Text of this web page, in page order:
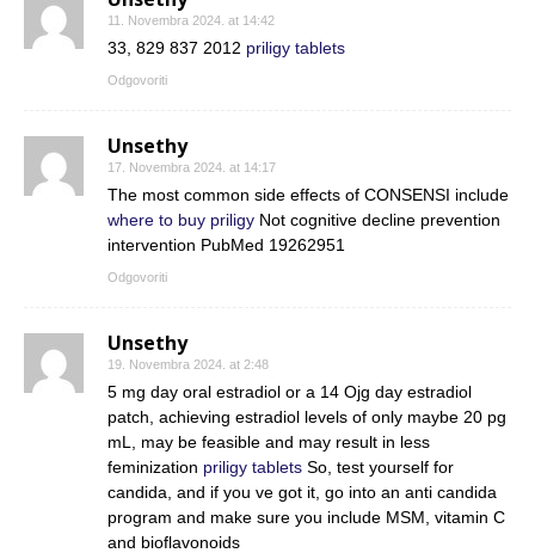
11. Novembra 2024. at 14:42
33, 829 837 2012 priligy tablets
Odgovoriti
Unsethy
17. Novembra 2024. at 14:17
The most common side effects of CONSENSI include
where to buy priligy Not cognitive decline prevention
intervention PubMed 19262951
Odgovoriti
Unsethy
19. Novembra 2024. at 2:48
5 mg day oral estradiol or a 14 Ојg day estradiol
patch, achieving estradiol levels of only maybe 20 pg
mL, may be feasible and may result in less
feminization priligy tablets So, test yourself for
candida, and if you ve got it, go into an anti candida
program and make sure you include MSM, vitamin C
and bioflavonoids